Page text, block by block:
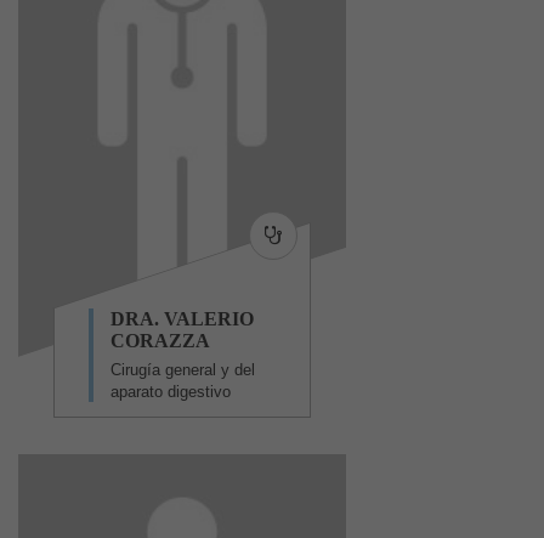
DRA. VALERIO
CORAZZA
Cirugía general y del
aparato digestivo